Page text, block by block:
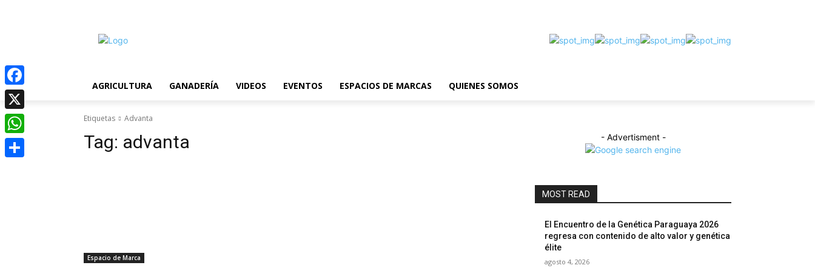
AGRICULTURA GANADERÍA VIDEOS EVENTOS ESPACIOS DE MARCAS QUIENES SOMOS
Etiquetas Advanta
Tag: advanta
Espacio de Marca
- Advertisment -
MOST READ
El Encuentro de la Genética Paraguaya 2026
regresa con contenido de alto valor y genética
élite
agosto 4, 2026
Facebook
X
WhatsApp